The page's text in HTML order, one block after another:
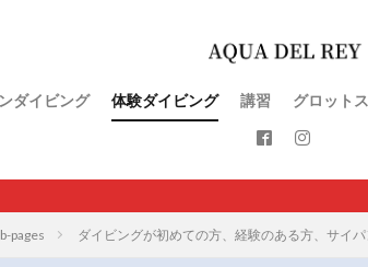
ダイビング 体験ダイビング 講習 グロット
４月の
pages ダイビングが初めての方、経験のある方、サイ